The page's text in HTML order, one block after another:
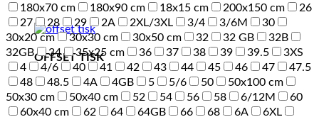
OFFSET TISK
180x70 cm
180x90 cm 18x15 cm 200x150 cm
26
27
28 29 2A 2XL/3XL 3/4 3/6M
30
30x20 cm
30x30 cm 30x50 cm 32 32 GB
32B
32GB
34 35x25 cm 36 37 38 39 39.5
3XS
4
4/6 40 41 42 43 44 45 46 47
47.5
48
48.5 4A 4GB 5 5/6 50
50x100 cm
50x30 cm
50x40 cm 52 54 56 58 6/12M
60
60x40 cm
62 64 64GB 66 68 6A
6XL